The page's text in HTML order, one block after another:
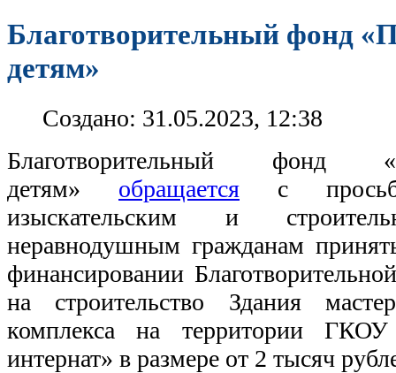
Благотворительный фонд
детям»
Создано: 31.05.2023, 12:38
Благотворительный фонд
детям» обращается с
изыскательским и
неравнодушным гражданам
финансировании
на строительство Здания
комплекса на территории
интернат» в размере от 2 тысяч